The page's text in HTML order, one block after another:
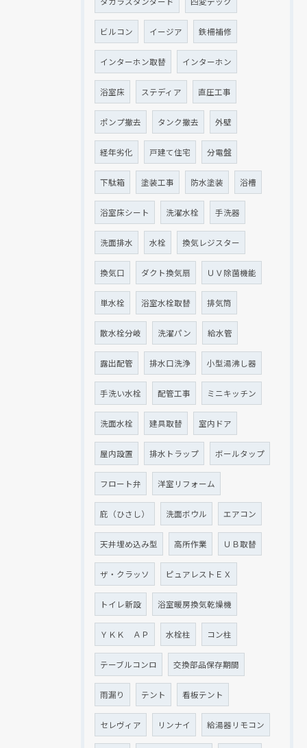
ビルコン イージア 鉄柵補修
インターホン取替 インターホン
浴室床 ステディア 直圧工事
ポンプ撤去 タンク撤去 外壁
経年劣化 戸建て住宅 分電盤
下駄箱 塗装工事 防水塗装 浴槽
浴室床シート 洗濯水栓 手洗器
洗面排水 水栓 換気レジスター
換気口 ダクト換気扇 ＵＶ除菌機能
単水栓 浴室水栓取替 排気筒
散水栓分岐 洗濯パン 給水管
露出配管 排水口洗浄 小型湯沸し器
手洗い水栓 配管工事 ミニキッチン
洗面水栓 建具取替 室内ドア
屋内設置 排水トラップ ボールタップ
フロート弁 洋室リフォーム
庇（ひさし） 洗面ボウル エアコン
天井埋め込み型 高所作業 ＵＢ取替
ザ・クラッソ ピュアレストＥＸ
トイレ新設 浴室暖房換気乾燥機
ＹＫＫ ＡＰ 水栓柱 コン柱
テーブルコンロ 交換部品保存期間
雨漏り テント 看板テント
セレヴィア リンナイ 給湯器リモコン